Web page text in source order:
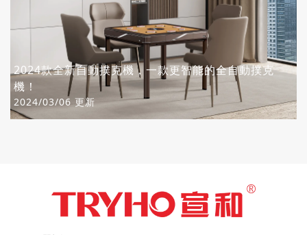
2024款全新自動撲克機，一款更智能的全自動撲克
機！
2024/03/06 更新